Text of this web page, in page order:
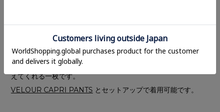
ルエットで、一枚で着映えするアイテムです。
やや深めに設定した前開きは、抜け感のあるスタイリングにも
ぴったり。秋冬のコーディネートに上品さとリラックス感を添
えてくれる一枚です。
VELOUR CAPRI PANTS とセットアップで着用可能です。